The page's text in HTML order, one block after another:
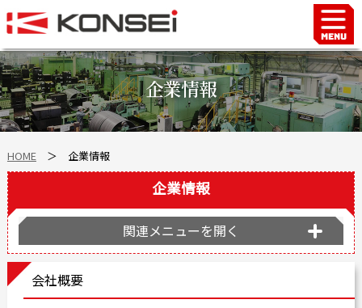
企業情報
HOME＞ 企業情報
企業情報
関連メニューを開く
会社概要
Home
ハンド＆チャックロボット周辺機器
FAシステム
スマートファクトリーLabo
自動車部品
会社沿革
事業所案内
海外拠点
ショールーム